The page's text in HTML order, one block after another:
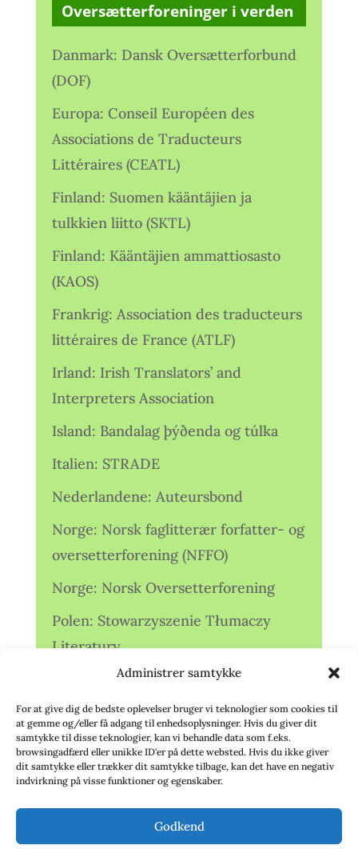
Administrer samtykke
For at give dig de bedste oplevelser bruger vi teknologier som cookies til
at gemme og/eller få adgang til enhedsoplysninger. Hvis du giver dit
samtykke til disse teknologier, kan vi behandle data som f.eks.
browsingadfærd eller unikke ID'er på dette websted. Hvis du ikke giver
dit samtykke eller trækker dit samtykke tilbage, kan det have en negativ
indvirkning på visse funktioner og egenskaber.
Godkend
Oversætterforeninger i verden
Danmark: Dansk Oversætterforbund
(DOF)
Europa: Conseil Européen des
Associations de Traducteurs
Littéraires (CEATL)
Finland: Suomen kääntäjien ja
tulkkien liitto (SKTL)
Finland: Kääntäjien ammattiosasto
(KAOS)
Frankrig: Association des traducteurs
littéraires de France (ATLF)
Irland: Irish Translators’ and
Interpreters Association
Island: Bandalag þýðenda og túlka
Italien: STRADE
Nederlandene: Auteursbond
Norge: Norsk faglitterær forfatter- og
oversetterforening (NFFO)
Norge: Norsk Oversetterforening
Polen: Stowarzyszenie Tłumaczy
Literatury
Storbritannien: Translators
Association (TA)
Sverige: Översättarsektionen (Ö.)
Sverige: Översättarcentrum (ÖC)
deutschsprachiger Übersetzer (VdÜ)